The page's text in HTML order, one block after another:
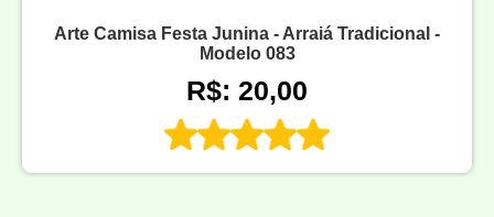
Arte Camisa Festa Junina - Arraiá Tradicional -
Modelo 083
R$: 20,00